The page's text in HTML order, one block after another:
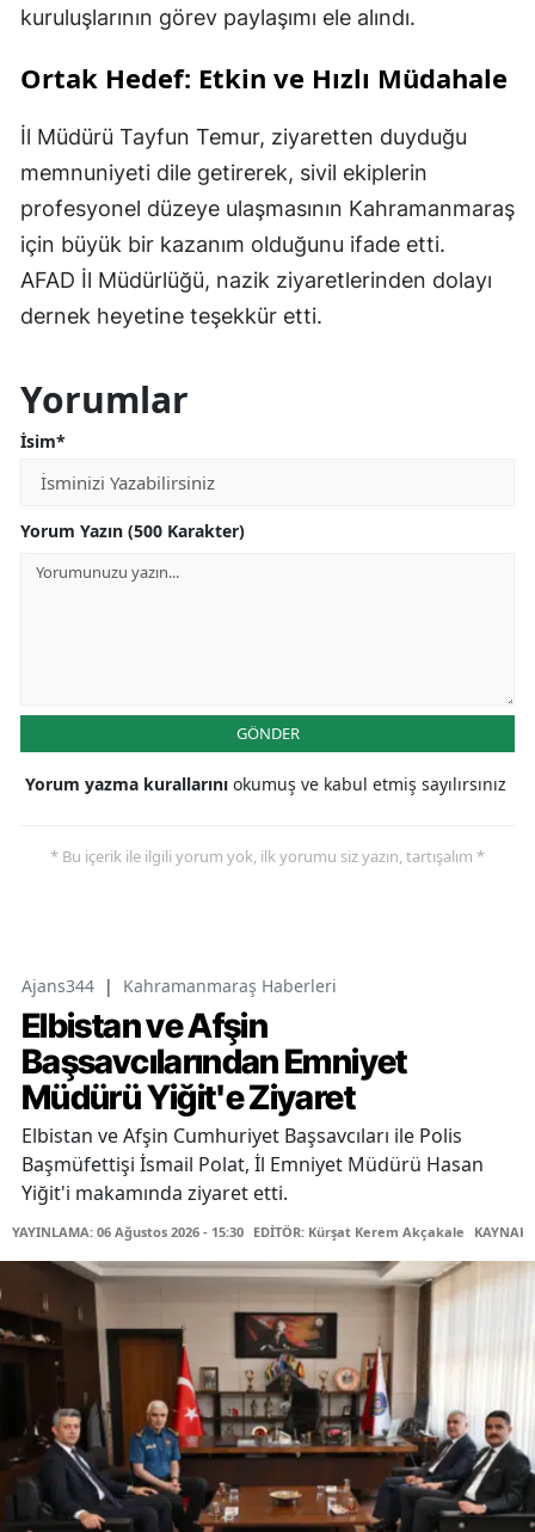
kuruluşlarının görev paylaşımı ele alındı.
Ortak Hedef: Etkin ve Hızlı Müdahale
İl Müdürü Tayfun Temur, ziyaretten duyduğu
memnuniyeti dile getirerek, sivil ekiplerin
profesyonel düzeye ulaşmasının Kahramanmaraş
için büyük bir kazanım olduğunu ifade etti.
AFAD İl Müdürlüğü, nazik ziyaretlerinden dolayı
dernek heyetine teşekkür etti.
Yorumlar
İsim*
Yorum Yazın (500 Karakter)
GÖNDER
Yorum yazma kurallarını okumuş ve kabul etmiş sayılırsınız
* Bu içerik ile ilgili yorum yok, ilk yorumu siz yazın, tartışalım *
Ajans344 | Kahramanmaraş Haberleri
Elbistan ve Afşin
Başsavcılarından Emniyet
Müdürü Yiğit'e Ziyaret
Elbistan ve Afşin Cumhuriyet Başsavcıları ile Polis
Başmüfettişi İsmail Polat, İl Emniyet Müdürü Hasan
Yiğit'i makamında ziyaret etti.
YAYINLAMA: 06 Ağustos 2026 - 15:30 EDİTÖR: Kürşat Kerem Akçakale